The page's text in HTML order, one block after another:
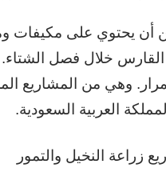
أن يحتوي على مكيفات
خلال فصل الشتاء.
وهي من المشاريع
العربية السعودية.
زراعة النخيل والتمور